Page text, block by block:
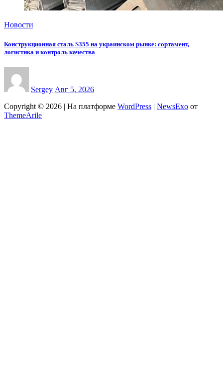
Новости
Конструкционная сталь S355 на украинском рынке: сортамент,
логистика и контроль качества
Sergey Авг 5, 2026
Copyright © 2026 | На платформе WordPress | NewsExo от
ThemeArile